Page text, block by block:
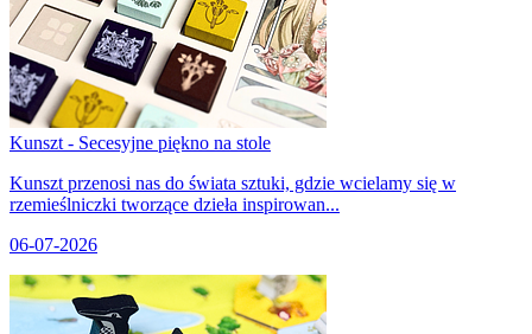
Kunszt - Secesyjne piękno na stole
Kunszt przenosi nas do świata sztuki, gdzie wcielamy się w
rzemieślniczki tworzące dzieła inspirowan...
06-07-2026